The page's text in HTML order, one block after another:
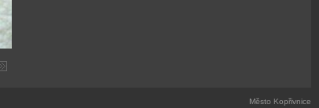
Město Kopřivnice